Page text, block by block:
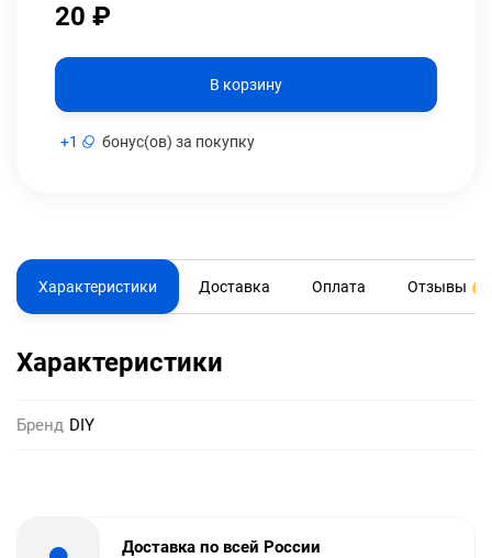
20 ₽
В корзину
+1 бонус(ов) за покупку
Характеристики Доставка Оплата Отзывы
Характеристики
Бренд DIY
Доставка по всей России